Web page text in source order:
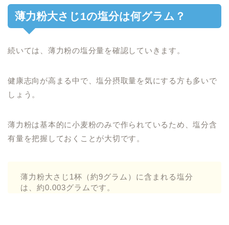
薄力粉大さじ1の塩分は何グラム？
続いては、薄力粉の塩分量を確認していきます。
健康志向が高まる中で、塩分摂取量を気にする方も多いで
しょう。
薄力粉は基本的に小麦粉のみで作られているため、塩分含
有量を把握しておくことが大切です。
薄力粉大さじ1杯（約9グラム）に含まれる塩分
は、約0.003グラムです。